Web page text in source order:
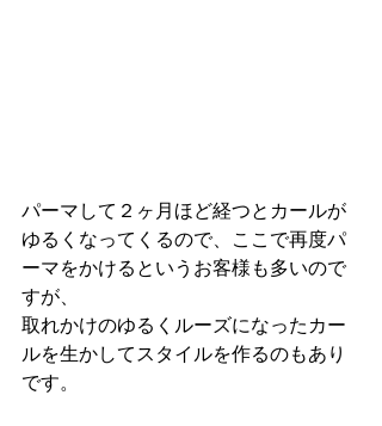
パーマして２ヶ月ほど経つとカールが
ゆるくなってくるので、ここで再度パ
ーマをかけるというお客様も多いので
すが、
取れかけのゆるくルーズになったカー
ルを生かしてスタイルを作るのもあり
です。